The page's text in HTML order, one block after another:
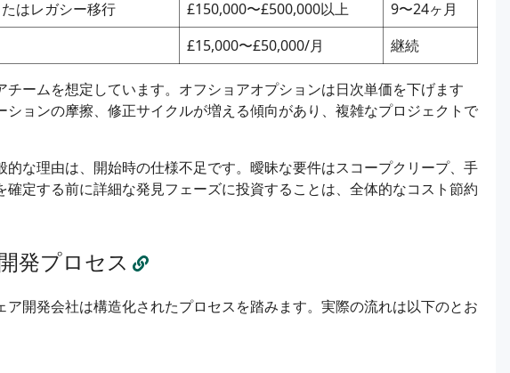
はレガシー移行
£150,000〜£500,000以上
9〜24ヶ月
£15,000〜£50,000/月 継続
ームを想定しています。オフショアオプションは日次単価を下げます
ョンの摩擦、修正サイクルが増える傾向があり、複雑なプロジェクトで
な理由は、開始時の仕様不足です。曖昧な要件はスコープクリープ、手
定する前に詳細な発見フェーズに投資することは、全体的なコスト節約
発プロセス
開発会社は構造化されたプロセスを踏みます。実際の流れは以下のとお